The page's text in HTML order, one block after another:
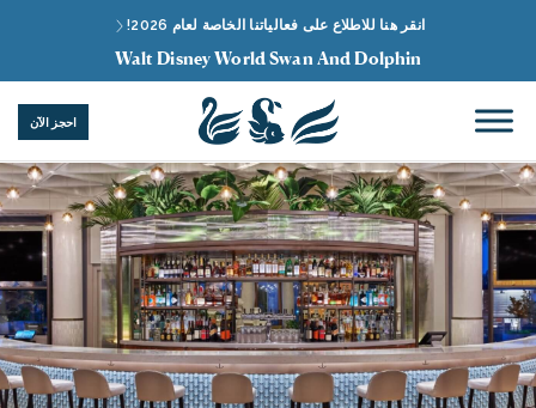
انقر هنا للاطلاع على فعالياتنا الخاصة لعام 2026!
Walt Disney World Swan And Dolphin
احجز الآن